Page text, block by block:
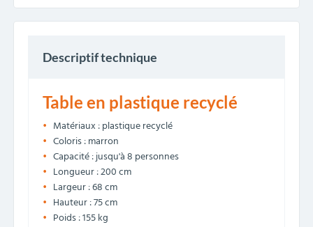
Descriptif technique
Table en plastique recyclé
Matériaux : plastique recyclé
Coloris : marron
Capacité : jusqu'à 8 personnes
Longueur : 200 cm
Largeur : 68 cm
Hauteur : 75 cm
Poids : 155 kg